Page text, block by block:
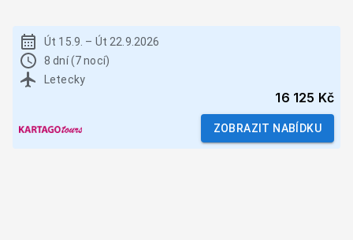
Út 15.9. – Út 22.9.2026
8 dní (7 nocí)
Letecky
16 125 Kč
ZOBRAZIT NABÍDKU